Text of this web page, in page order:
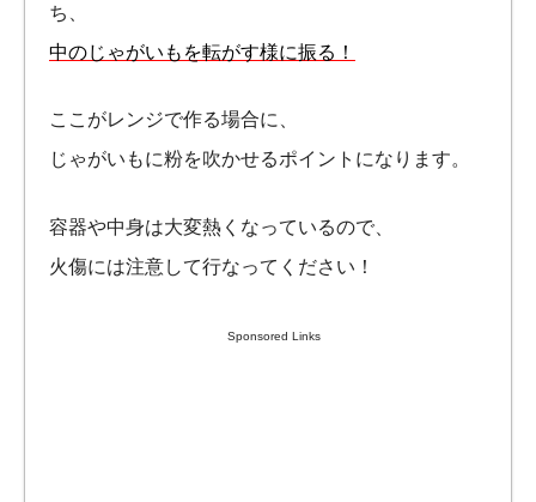
ち、
中のじゃがいもを転がす様に振る！
ここがレンジで作る場合に、
じゃがいもに粉を吹かせるポイントになります。
容器や中身は大変熱くなっているので、
火傷には注意して行なってください！
Sponsored Links